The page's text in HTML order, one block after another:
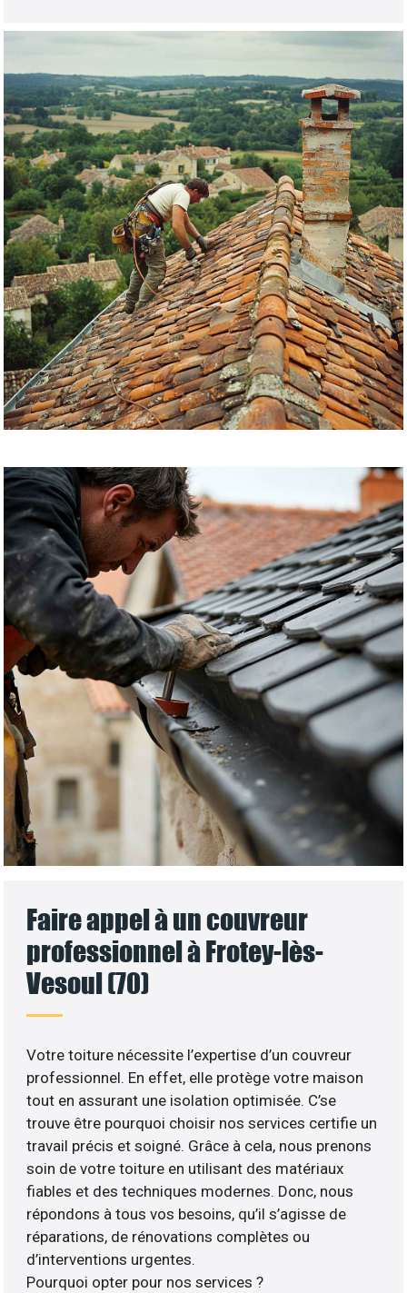
Faire appel à un couvreur
professionnel à Frotey-lès-
Vesoul (70)
Votre toiture nécessite l’expertise d’un couvreur
professionnel. En effet, elle protège votre maison
tout en assurant une isolation optimisée. C’se
trouve être pourquoi choisir nos services certifie un
travail précis et soigné. Grâce à cela, nous prenons
soin de votre toiture en utilisant des matériaux
fiables et des techniques modernes. Donc, nous
répondons à tous vos besoins, qu’il s’agisse de
réparations, de rénovations complètes ou
d’interventions urgentes.
Pourquoi opter pour nos services ?